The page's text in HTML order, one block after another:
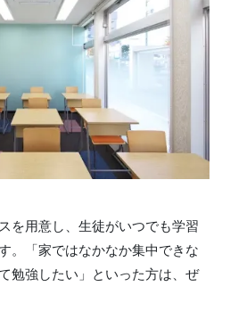
を用意し、生徒がいつでも学習
。「家ではなかなか集中できな
勉強したい」といった方は、ぜ